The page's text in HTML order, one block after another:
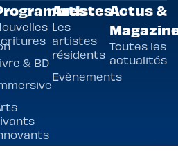
& BD
Artistes
Les
artistes
résidents
Evènements
Actus &
Toutes les
actualités